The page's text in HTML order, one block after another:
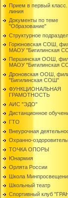
Прием в первый класс.
линия
Документы по теме
"Образование"
Структурное
Горюновская СОШ,
МАОУ "Бигилинская
Першинская ООШ,
МАОУ "Бигилинская
Дроновская ООШ,
"Бигилинская СОШ"
ФУНКЦИОНАЛЬНАЯ
ГРАМОТНОСТЬ
АИС "ЭДО"
Дистанционное
ГТО
Внеурочная
Охранно-
ТОЧКА ОПОРЫ
Юнармия
Орлята России
Школа
Школьный театр
Спортивный клуб